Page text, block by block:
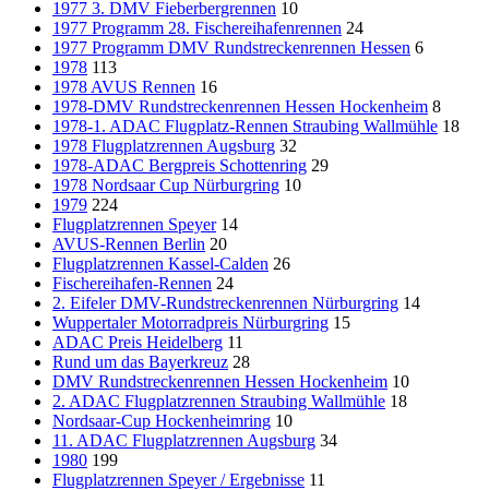
1977 3. DMV Fieberbergrennen 10
1977 Programm 28. Fischereihafenrennen 24
1977 Programm DMV Rundstreckenrennen Hessen 6
1978 113
1978 AVUS Rennen 16
1978-DMV Rundstreckenrennen Hessen Hockenheim 8
1978-1. ADAC Flugplatz-Rennen Straubing Wallmühle 18
1978 Flugplatzrennen Augsburg 32
1978-ADAC Bergpreis Schottenring 29
1978 Nordsaar Cup Nürburgring 10
1979 224
Flugplatzrennen Speyer 14
AVUS-Rennen Berlin 20
Flugplatzrennen Kassel-Calden 26
Fischereihafen-Rennen 24
2. Eifeler DMV-Rundstreckenrennen Nürburgring 14
Wuppertaler Motorradpreis Nürburgring 15
ADAC Preis Heidelberg 11
Rund um das Bayerkreuz 28
DMV Rundstreckenrennen Hessen Hockenheim 10
2. ADAC Flugplatzrennen Straubing Wallmühle 18
Nordsaar-Cup Hockenheimring 10
11. ADAC Flugplatzrennen Augsburg 34
1980 199
Flugplatzrennen Speyer / Ergebnisse 11